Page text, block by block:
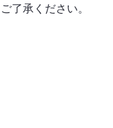
了承ください。